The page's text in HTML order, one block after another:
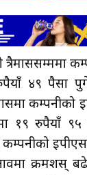
४९ पैसा
१९ रुपैयाँ
इपीएस
क्रमशस् बढेर